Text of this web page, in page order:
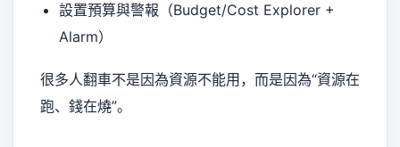
設置預算與警報（Budget/Cost Explorer +
Alarm）
很多人翻車不是因為資源不能用，而是因為“資源在
跑、錢在燒”。